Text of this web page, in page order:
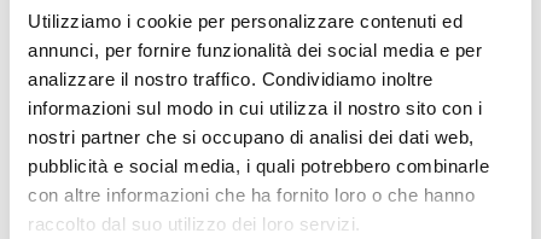
Utilizziamo i cookie per personalizzare contenuti ed
annunci, per fornire funzionalità dei social media e per
analizzare il nostro traffico. Condividiamo inoltre
informazioni sul modo in cui utilizza il nostro sito con i
nostri partner che si occupano di analisi dei dati web,
pubblicità e social media, i quali potrebbero combinarle
con altre informazioni che ha fornito loro o che hanno
raccolto dal suo utilizzo dei loro servizi.
del Comune di Cattolica, Federico Vaccarini,
interverranno esperti e professionisti:
–Prof. Dott. Fabio Fraternali, docente di Diritto delle
Società Sportive presso l’Alma Mater Studiorum di
Bologna.
–Ing. Carlo Guidetti, consulente regionale CONI per
l’impiantistica sportiva